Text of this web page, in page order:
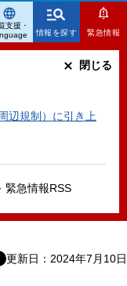
情報を探す 緊急情報
辺規制）に引き上
緊急情報RSS
閉じる
支援・
更新日：2024年7月10日